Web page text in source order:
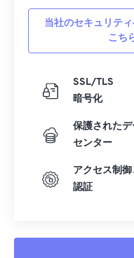
当社のセキュリテ
こち
SSL/TLS
暗号化
保護されたデ
センター
アクセス制御
認証